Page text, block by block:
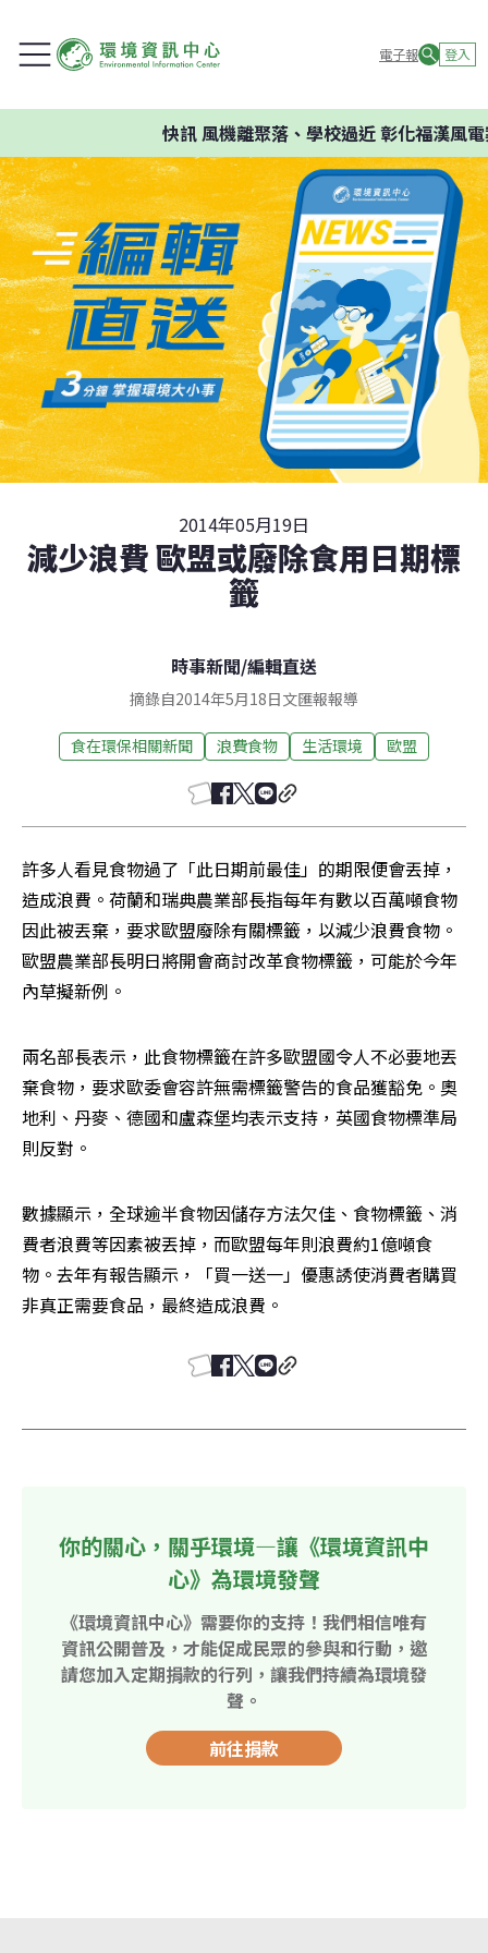
電子報 登入
快訊風機離聚落、學校過近 彰化福漢風電
2014年05月19日
減少浪費 歐盟或廢除食用日期標
籤
時事新聞/編輯直送
摘錄自2014年5月18日文匯報報導
食在環保相關新聞 浪費食物 生活環境 歐盟
許多人看見食物過了「此日期前最佳」的期限便會丟掉，
造成浪費。荷蘭和瑞典農業部長指每年有數以百萬噸食物
因此被丟棄，要求歐盟廢除有關標籤，以減少浪費食物。
歐盟農業部長明日將開會商討改革食物標籤，可能於今年
內草擬新例。
兩名部長表示，此食物標籤在許多歐盟國令人不必要地丟
棄食物，要求歐委會容許無需標籤警告的食品獲豁免。奧
地利、丹麥、德國和盧森堡均表示支持，英國食物標準局
則反對。
數據顯示，全球逾半食物因儲存方法欠佳、食物標籤、消
費者浪費等因素被丟掉，而歐盟每年則浪費約1億噸食
物。去年有報告顯示，「買一送一」優惠誘使消費者購買
非真正需要食品，最終造成浪費。
你的關心，關乎環境—讓《環境資訊中
心》為環境發聲
《環境資訊中心》需要你的支持！我們相信唯有
資訊公開普及，才能促成民眾的參與和行動，邀
請您加入定期捐款的行列，讓我們持續為環境發
聲。
前往捐款